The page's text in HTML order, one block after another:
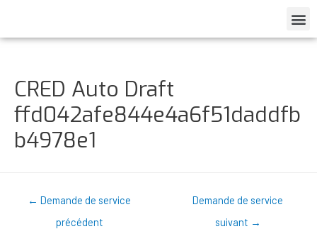
CRED Auto Draft
ffd042afe844e4a6f51daddfb
b4978e1
← Demande de service
précédent
Demande de service
suivant →